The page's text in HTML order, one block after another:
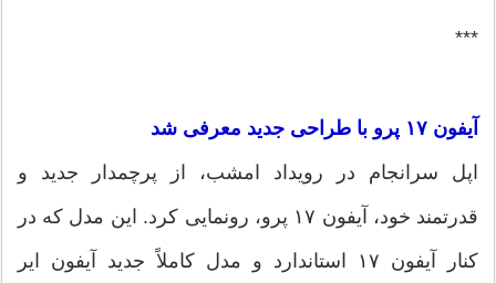
***
آیفون ۱۷ پرو با طراحی جدید معرفی شد
اپل سرانجام در رویداد امشب، از پرچمدار جدید و
قدرتمند خود، آیفون ۱۷ پرو، رونمایی کرد. این مدل که در
کنار آیفون ۱۷ استاندارد و مدل کاملاً جدید آیفون ایر